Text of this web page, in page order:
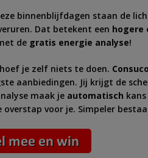
binnenblijfdagen staan de
Dat betekent een hogere
de gratis energie analyse!
je zelf niets te doen.
aanbiedingen. Jij krijgt de
maak je automatisch
overstap voor je. Simpeler